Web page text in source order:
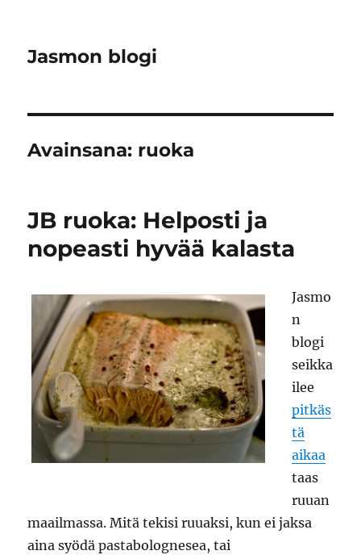
Jasmon blogi
Avainsana: ruoka
JB ruoka: Helposti ja
nopeasti hyvää kalasta
Jasmo
n
blogi
seikka
ilee
pitkäs
tä
aikaa
taas
ruuan
maailmassa. Mitä tekisi ruuaksi, kun ei jaksa
aina syödä pastabolognesea, tai